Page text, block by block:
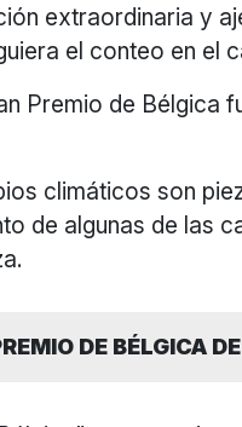
extraordinaria y
el conteo en el
Premio de Bélgica
climáticos son
de algunas de las
DE BÉLGICA